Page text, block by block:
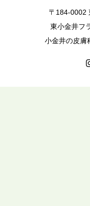
〒184-0002
東小金井フ
小金井の皮膚